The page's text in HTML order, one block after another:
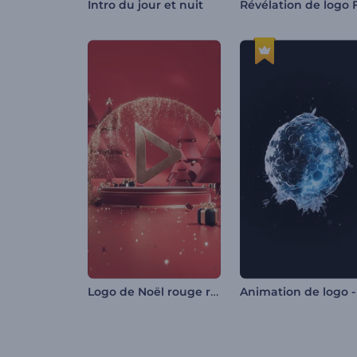
Intro du jour et nuit
Logo de Noël rouge rubis